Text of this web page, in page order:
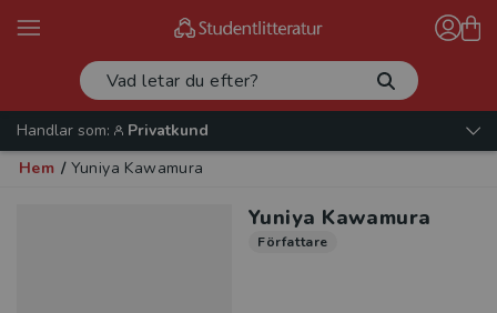
Handlar som:
Privatkund
Hem / Yuniya Kawamura
Yuniya Kawamura
Författare